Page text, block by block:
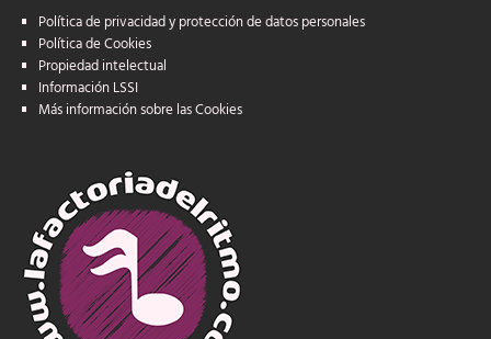
Política de privacidad y protección de datos personales
Política de Cookies
Propiedad intelectual
Información LSSI
Más información sobre las Cookies